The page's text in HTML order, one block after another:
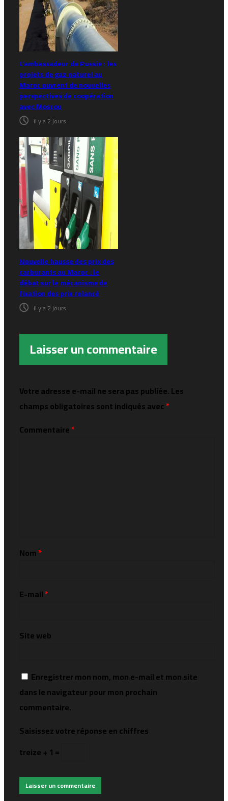
L’ambassadeur de Russie : les
projets de gaz naturel au
Maroc ouvrent de nouvelles
perspectives de coopération
avec Moscou
il y a 2 jours
Nouvelle hausse des prix des
carburants au Maroc : le
débat sur le mécanisme de
fixation des prix relancé
il y a 2 jours
Laisser un commentaire
Votre adresse e-mail ne sera pas publiée.Les
champs obligatoires sont indiqués avec*
Commentaire*
Nom*
E-mail*
Site web
Enregistrer mon nom, mon e-mail et mon site
dans le navigateur pour mon prochain
commentaire.
Saisissez votre réponse en chiffres
treize + 1 =